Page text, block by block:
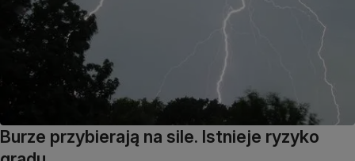
Burze przybierają na sile. Istnieje ryzyko